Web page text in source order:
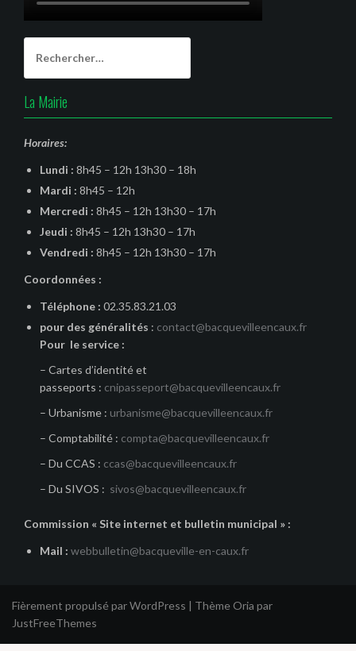
La Mairie
Horaires:
Lundi : 8h45 – 12h 13h30 – 18h
Mardi : 8h45 – 12h
Mercredi : 8h45 – 12h 13h30 – 17h
Jeudi : 8h45 – 12h 13h30 – 17h
Vendredi : 8h45 – 12h 13h30 – 17h
Coordonnées :
Téléphone : 02.35.83.21.03
pour des généralités : contact@bacquevilleencaux.fr
Pour le service :
– Cartes d’identité et
passeports : cnipasseport@bacquevilleencaux.fr
– Urbanisme : urbanisme@bacquevilleencaux.fr
– Comptabilité : compta@bacquevilleencaux.fr
– Du CCAS : ccas@bacquevilleencaux.fr
– Du SIVOS : sivos@bacquevilleencaux.fr
Commission « Site internet et bulletin municipal » :
Mail : webbulletin@bacqueville-en-caux.fr
Fièrement propulsé par WordPress | Thème Oria par
JustFreeThemes